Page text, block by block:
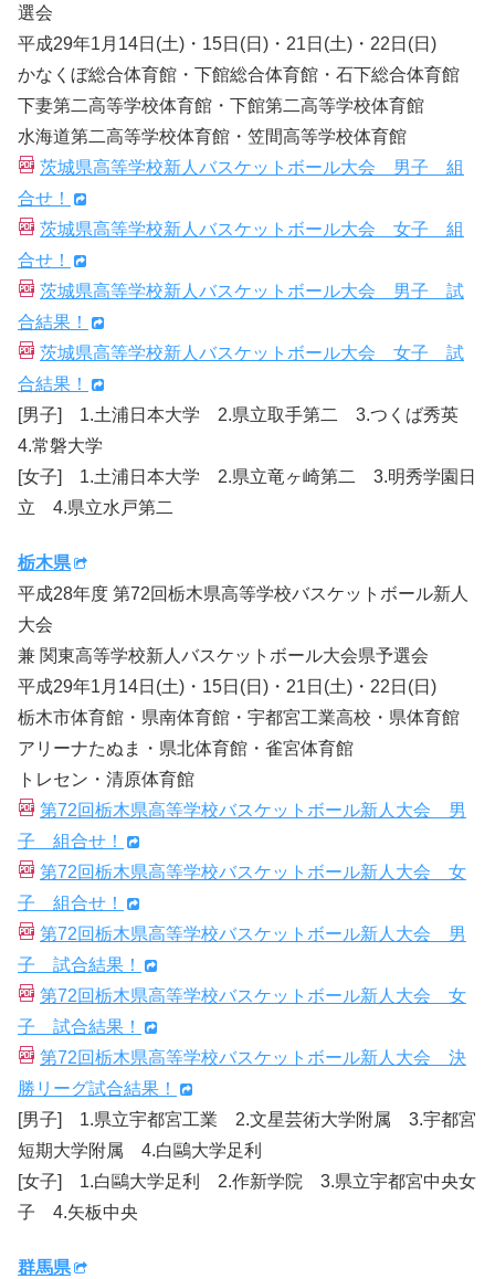
選会
平成29年1月14日(土)・15日(日)・21日(土)・22日(日)
かなくぼ総合体育館・下館総合体育館・石下総合体育館
下妻第二高等学校体育館・下館第二高等学校体育館
水海道第二高等学校体育館・笠間高等学校体育館
茨城県高等学校新人バスケットボール大会 男子 組
合せ！
茨城県高等学校新人バスケットボール大会 女子 組
合せ！
茨城県高等学校新人バスケットボール大会 男子 試
合結果！
茨城県高等学校新人バスケットボール大会 女子 試
合結果！
[男子] 1.土浦日本大学 2.県立取手第二 3.つくば秀英
4.常磐大学
[女子] 1.土浦日本大学 2.県立竜ヶ崎第二 3.明秀学園日
立 4.県立水戸第二
栃木県
平成28年度 第72回栃木県高等学校バスケットボール新人
大会
兼 関東高等学校新人バスケットボール大会県予選会
平成29年1月14日(土)・15日(日)・21日(土)・22日(日)
栃木市体育館・県南体育館・宇都宮工業高校・県体育館
アリーナたぬま・県北体育館・雀宮体育館
トレセン・清原体育館
第72回栃木県高等学校バスケットボール新人大会 男
子 組合せ！
第72回栃木県高等学校バスケットボール新人大会 女
子 組合せ！
第72回栃木県高等学校バスケットボール新人大会 男
子 試合結果！
第72回栃木県高等学校バスケットボール新人大会 女
子 試合結果！
第72回栃木県高等学校バスケットボール新人大会 決
勝リーグ試合結果！
[男子] 1.県立宇都宮工業 2.文星芸術大学附属 3.宇都宮
短期大学附属 4.白鷗大学足利
[女子] 1.白鷗大学足利 2.作新学院 3.県立宇都宮中央女
子 4.矢板中央
群馬県